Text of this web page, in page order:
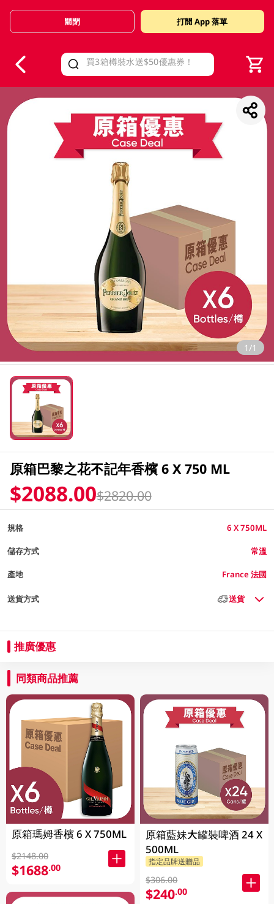
Valid Until 30 June 2026
關閉 打開 App 落單
1/1
原箱巴黎之花不記年香檳 6 X 750 ML
$2088.00$2820.00
規格 6 X 750ML
儲存方式 常溫
產地 France 法國
送貨方式 送貨
推廣優惠
同類商品推薦
原箱瑪姆香檳 6 X 750ML
$2148.00
$1688.00
原箱藍妹大罐裝啤酒 24 X
500ML
指定品牌送贈品
$306.00
$240.00